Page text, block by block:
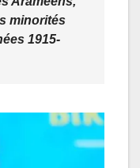
minorités
1915-